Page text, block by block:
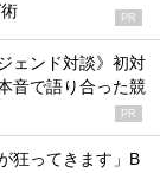
PR
ェンド対談》初対
音で語り合った競
PR
狂ってきます」B